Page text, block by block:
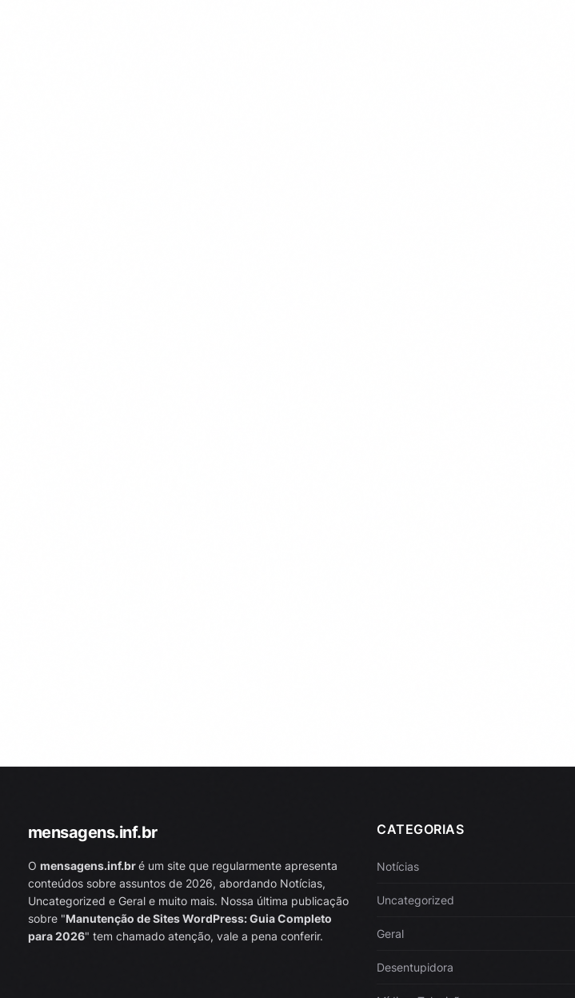
mensagens.inf.br
O mensagens.inf.bré um site que regularmente apresenta
conteúdos sobre assuntos de 2026, abordando Notícias,
Uncategorized e Geral e muito mais. Nossa última publicação
sobre "Manutenção de Sites WordPress: Guia Completo
para 2026" tem chamado atenção, vale a pena conferir.
CATEGORIAS
Notícias
Uncategorized
Geral
Desentupidora